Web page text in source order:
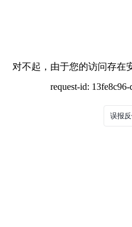
对不起，由于您的访问存在
request-id:
误报